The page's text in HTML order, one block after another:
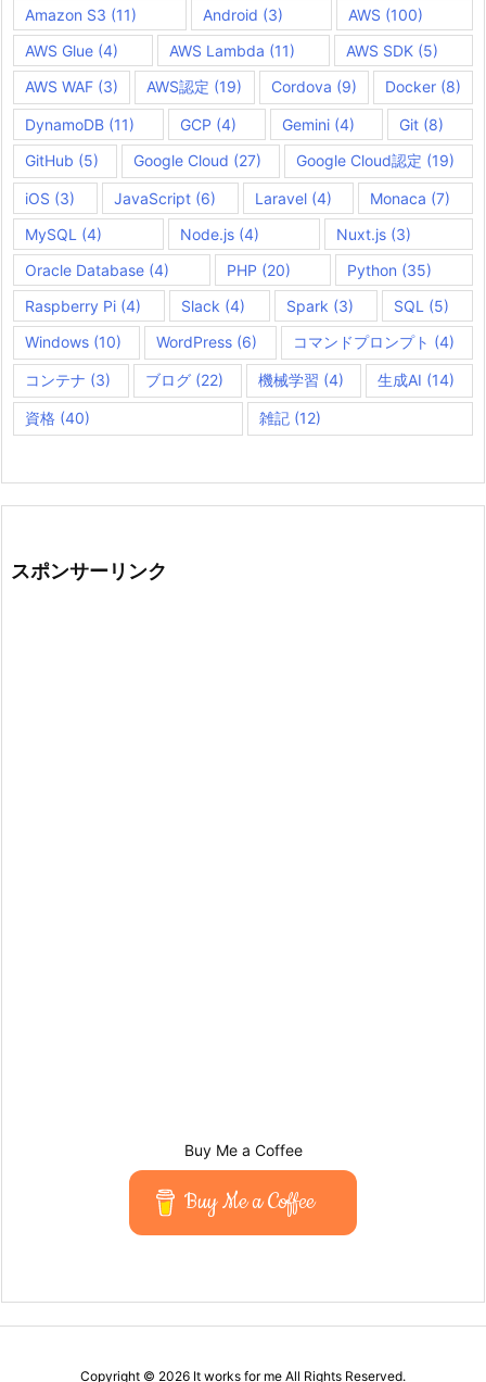
Amazon S3 (11) Android (3) AWS (100)
AWS Glue (4) AWS Lambda (11) AWS SDK (5)
AWS WAF (3) AWS認定 (19) Cordova (9) Docker(8)
DynamoDB (11) GCP (4) Gemini(4) Git (8)
GitHub (5) Google Cloud (27) Google Cloud認定 (19)
iOS (3) JavaScript(6) Laravel(4) Monaca (7)
MySQL (4) Node.js(4) Nuxt.js (3)
Oracle Database (4) PHP (20) Python (35)
Raspberry Pi (4) Slack (4) Spark (3) SQL (5)
Windows (10) WordPress (6) コマンドプロンプト (4)
コンテナ (3) ブログ(22) 機械学習 (4) 生成AI (14)
資格 (40) 雑記(12)
スポンサーリンク
Buy Me a Coffee
Buy Me a Coffee
Copyright © 2026 It works for me All Rights Reserved.